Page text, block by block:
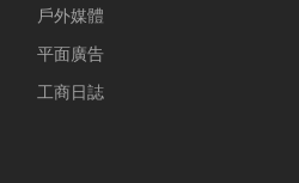
戶外媒體
平面廣告
工商日誌